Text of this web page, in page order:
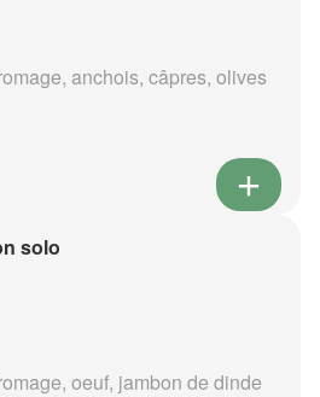
anchois, câpres, olives
solo
oeuf, jambon de dinde